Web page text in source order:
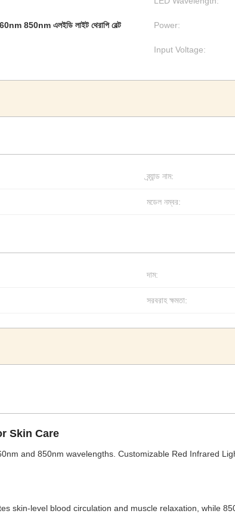
850nm এলইডি লাইট থেরাপি বেল্ট Power:
Input Voltage:
ব্র্যান্ড নাম:
মডেল নম্বর:
দাম:
সরবরাহ ক্ষমতা:
Skin Care
and 850nm wavelengths. Customizable Red Infrared
skin-level blood circulation and muscle relaxation, while